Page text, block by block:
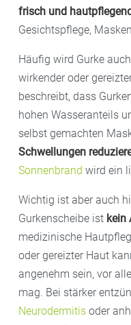
frisch und
Gesichtspflege,
Häufig wird Gurke
wirkender oder
beschreibt, dass
hohen Wasseranteils
selbst gemachten
Schwellungen
Sonnenbrand wird ein
Wichtig ist aber auch
Gurkenscheibe ist kein
medizinische
oder gereizter Haut
angenehm sein, vor
mag. Bei stärker
Neurodermitis oder